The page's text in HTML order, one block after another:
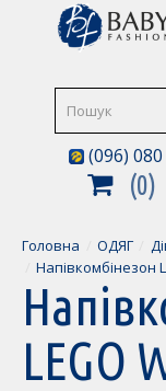
(096)
0
Головна ОДЯГ
Напівкомбінезон
LEGO